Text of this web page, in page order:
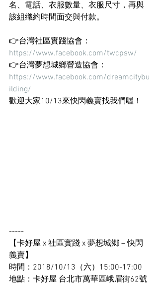
名、電話、衣服數量、衣服尺寸，再與
該組織約時間面交與付款。
👉台灣社區實踐協會：
https://www.facebook.com/twcpsw/
👉台灣夢想城鄉營造協會：
https://www.facebook.com/dreamcitybu
ilding/
歡迎大家10/13來快閃義賣找我們喔！
-----
【卡好屋 x 社區實踐 x 夢想城鄉－快閃
義賣】
時間：2018/10/13（六）15:00-17:00
地點：卡好屋 台北市萬華區峨眉街62號